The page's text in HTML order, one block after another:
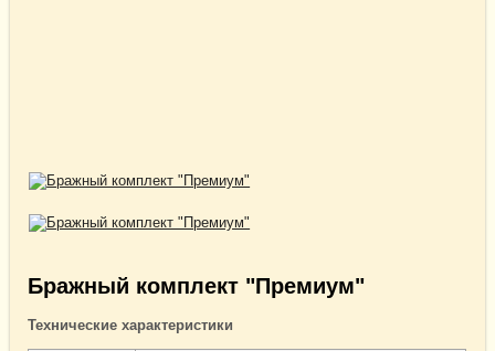
Бражный комплект "Премиум"
Технические характеристики